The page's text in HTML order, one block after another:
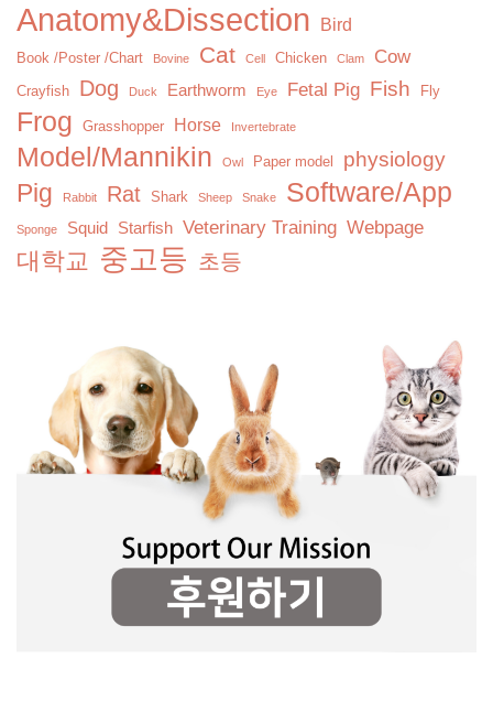
Anatomy&Dissection Bird
Book /Poster /Chart Bovine Cat Cell Chicken Clam Cow
Crayfish Dog Duck Earthworm Eye Fetal Pig Fish Fly
Frog Grasshopper Horse Invertebrate
Model/Mannikin Owl Paper model physiology
Pig Rabbit Rat Shark Sheep Snake Software/App
Sponge Squid Starfish Veterinary Training Webpage
대학교 중고등 초등